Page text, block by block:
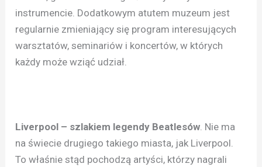
instrumencie. Dodatkowym atutem muzeum jest
regularnie zmieniający się program interesujących
warsztatów, seminariów i koncertów, w których
każdy może wziąć udział.
Liverpool – szlakiem legendy Beatlesów . Nie ma
na świecie drugiego takiego miasta, jak Liverpool.
To właśnie stąd pochodzą artyści, którzy nagrali